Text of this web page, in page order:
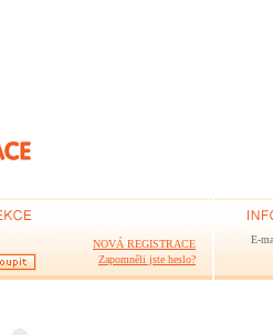
NOVÁ REGISTRACE
Zapomněli jste heslo?
E-